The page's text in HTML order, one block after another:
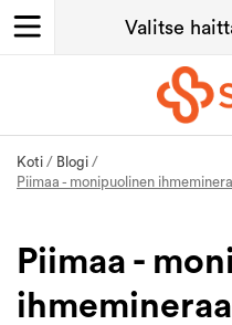
Koti / Blogi /
Piimaa - monipuolinen
Piimaa -